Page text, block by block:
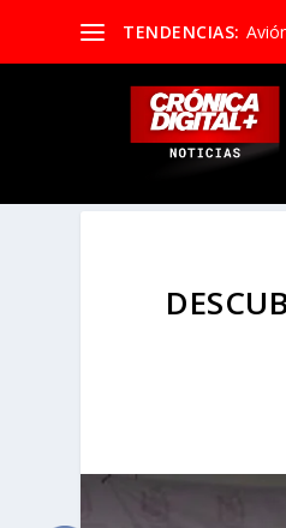
TENDENCIAS: